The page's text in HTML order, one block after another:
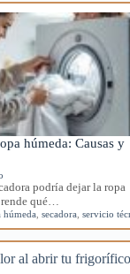
húmeda: Causas y
podría dejar la ropa
qué…
húmeda ,secadora ,servicio